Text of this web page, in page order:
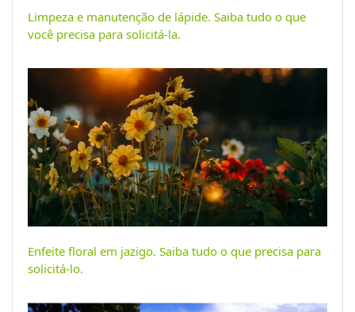
Limpeza e manutenção de lápide. Saiba tudo o que
você precisa para solicitá-la.
Enfeite floral em jazigo. Saiba tudo o que precisa para
solicitá-lo.